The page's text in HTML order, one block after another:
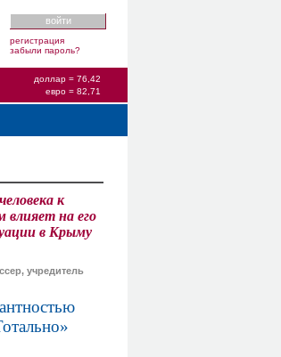
регистрация
забыли пароль?
доллар = 76,42
евро = 82,71
к
на его
в Крыму
учредитель